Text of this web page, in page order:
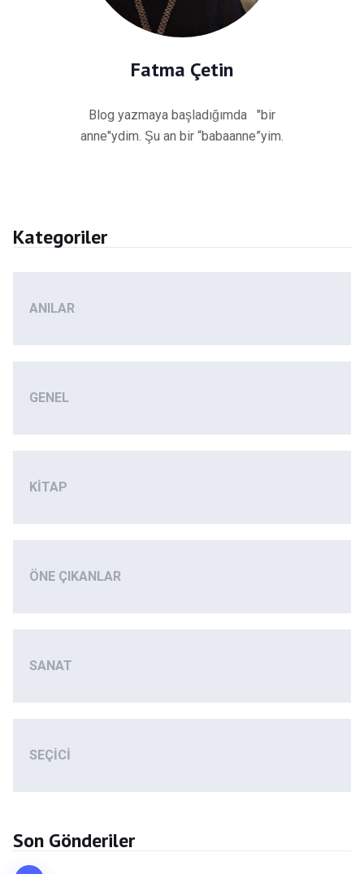
Fatma Çetin
Blog yazmaya başladığımda "bir
anne"ydim. Şu an bir “babaanne”yim.
Kategoriler
ANILAR
GENEL
KITAP
ÖNE ÇIKANLAR
SANAT
SEÇICI
Son Gönderiler